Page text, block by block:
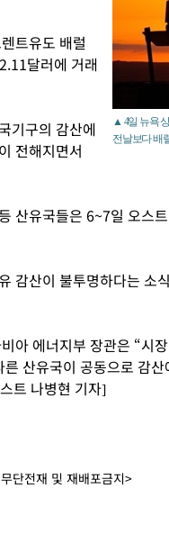
▲ 4일 뉴욕
전날보다 배
트유도 배럴
달러에 거래
기구의 감산에
전해지면서
산유국들은 6~7일 오스
감산이 불투명하다는 소
아 에너지부 장관은 “시
산유국이 공동으로 감
트 나병현 기자]
단전재 및 재배포금지>